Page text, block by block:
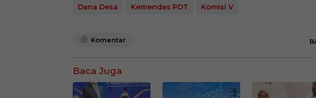
at e
Dana Desa Kemendes PDT Komisi V
Komentar
Baca Juga